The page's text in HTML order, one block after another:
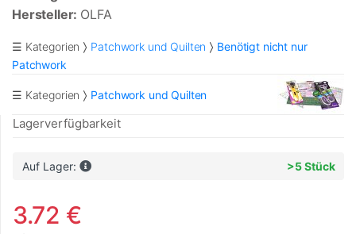
Hersteller: OLFA
☰ Kategorien Patchwork und Quilten
Benötigt nicht nur
Patchwork
☰ Kategorien Patchwork und Quilten
Lagerverfügbarkeit
Auf Lager: >5 Stück
3.72 €